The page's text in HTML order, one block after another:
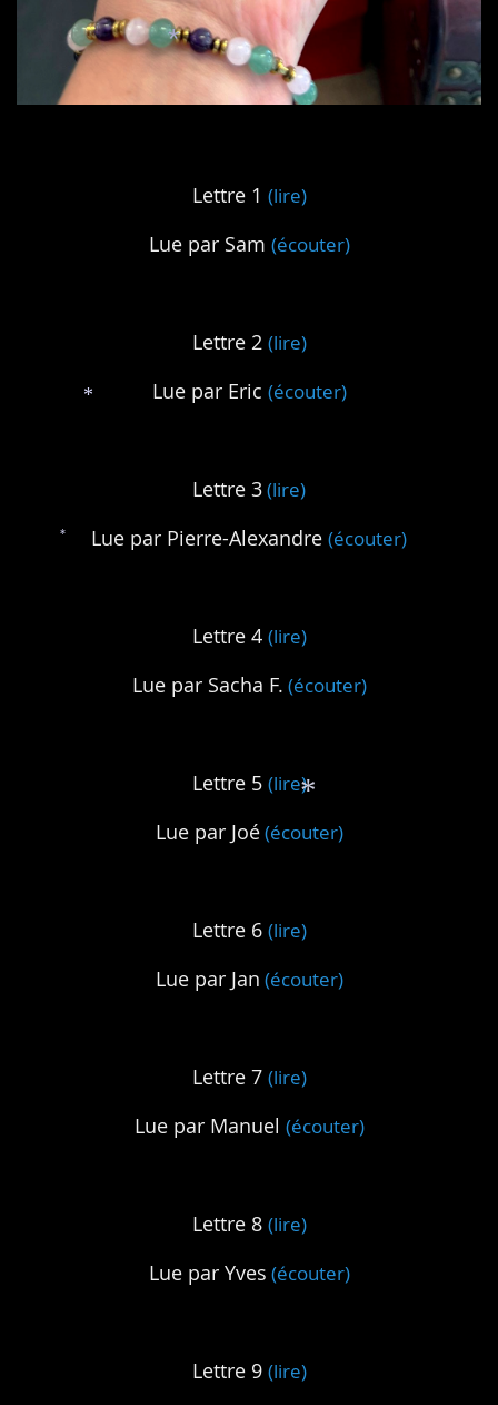
Lettre 1 (lire)
Lue par Sam (écouter)
Lettre 2 (lire)
Lue par Eric (écouter)
Lettre 3(lire)
Lue par Pierre-Alexandre (écouter)
Lettre 4 (lire)
Lue par Sacha F. (écouter)
Lettre 5 (lire)
Lue par Joé(écouter)
Lettre 6 (lire)
Lue par Jan (écouter)
Lettre 7 (lire)
Lue par Manuel (écouter)
Lettre 8 (lire)
Lue par Yves (écouter)
Lettre 9 (lire)